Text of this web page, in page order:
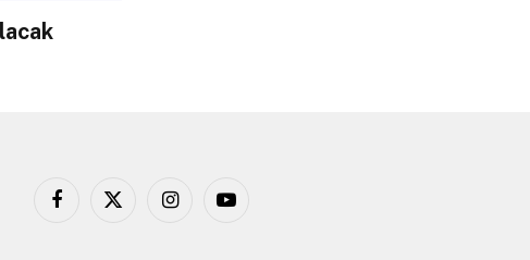
Facebook
X
InstagramYouTube